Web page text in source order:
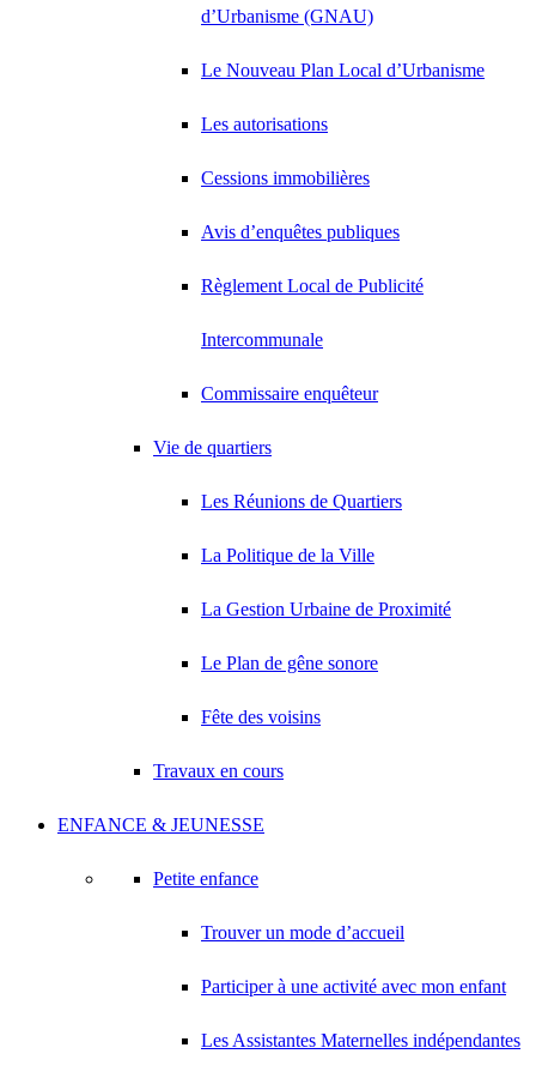
d’Urbanisme (GNAU)
Le Nouveau Plan Local d’Urbanisme
Les autorisations
Cessions immobilières
Avis d’enquêtes publiques
Règlement Local de Publicité
Intercommunale
Commissaire enquêteur
Vie de quartiers
Les Réunions de Quartiers
La Politique de la Ville
La Gestion Urbaine de Proximité
Le Plan de gêne sonore
Fête des voisins
Travaux en cours
ENFANCE & JEUNESSE
Petite enfance
Trouver un mode d’accueil
Participer à une activité avec mon enfant
Les Assistantes Maternelles indépendantes